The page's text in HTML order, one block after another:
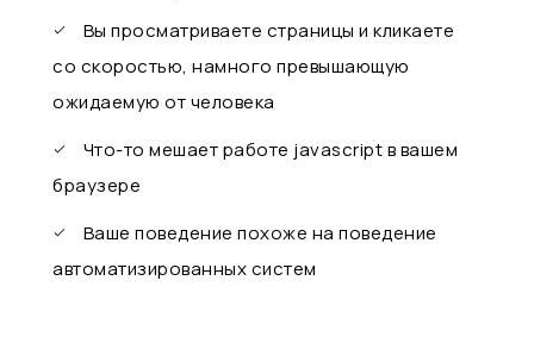
Вы просматриваете страницы и кликаете
со скоростью, намного превышающую
ожидаемую от человека
Что-то мешает работе javascript в вашем
браузере
Ваше поведение похоже на поведение
автоматизированных систем